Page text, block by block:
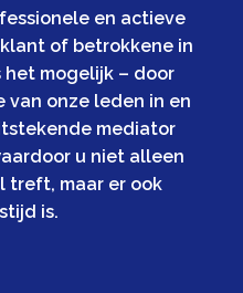
en actieve
of betrokkene in
het mogelijk – door
onze leden in en
mediator
u niet alleen
treft, maar er ook
is.